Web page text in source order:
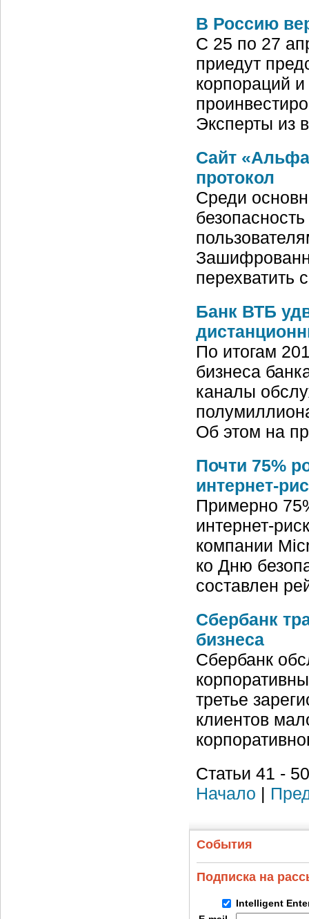
В Россию
С 25 по 27
приедут
корпораций
Эксперты из
Сайт
протокол
Среди
перехватить
Банк ВТБ
По итогам
бизнеса
каналы
Об этом на
Почти 75%
интернет-
Примерно
интернет-
компании
ко Дню
составлен
Сбербанк
бизнеса
Сбербанк
третье
клиентов
Статьи 41 -
Начало |
События
Подписка на
Intelligent